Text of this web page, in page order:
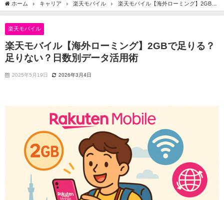
ホーム キャリア 楽天モバイル
楽天モバイル【海外ローミング】2GBで
足りる？足りない？日数別データ活用術
楽天モバイル
楽天モバイル【海外ローミング】2GBで足りる？
足りない？日数別データ活用術
2025年5月19日 2026年3月4日